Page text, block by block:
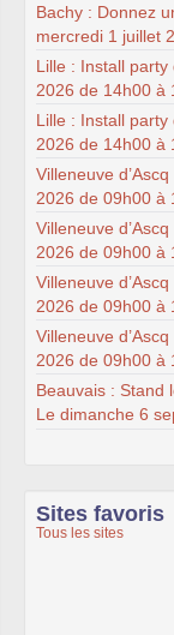
Bachy : Donnez
mercredi 1 juillet
Lille : Install
2026 de 14h00 à
Lille : Install
2026 de 14h00 à
Villeneuve
2026 de 09h00 à
Villeneuve
2026 de 09h00 à
Villeneuve
2026 de 09h00 à
Villeneuve
2026 de 09h00 à
Beauvais : Stand
Le dimanche 6
Sites favoris
Tous les sites